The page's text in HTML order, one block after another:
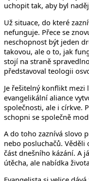
uchopit tak, aby byl
Už situace, do které
nefunguje. Přece se
neschopnost být jeden
takovou, ale o to, jak
stojí na straně
představoval teologii
Je řešitelný konflikt
evangelikální aliance
společnosti, ale i církve.
schopni se společně
A do toho zaznívá slovo
nebo posluchačů.
část dnešního kázání. A
útěcha, ale nabídka